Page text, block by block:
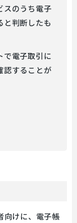
スのうち電子
と判断したも
で電子取引に
認することが
向けに、電子帳